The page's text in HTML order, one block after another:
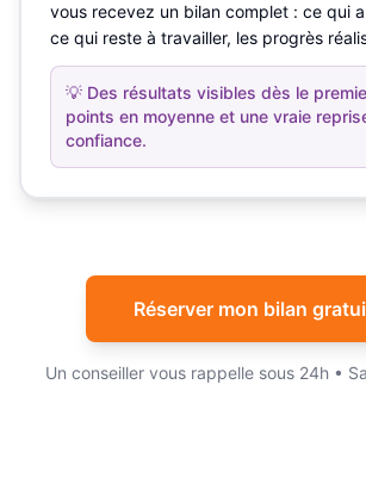
vous recevez un bilan complet : ce qui
ce qui reste à travailler, les progrès
💡 Des résultats visibles dès le
points en moyenne et une vraie
confiance.
Réserver mon bilan
Un conseiller vous rappelle sous 24h •